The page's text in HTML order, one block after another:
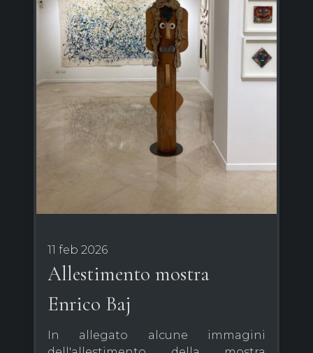
11 feb 2026
Allestimento mostra
Enrico Baj
In allegato alcune immagini